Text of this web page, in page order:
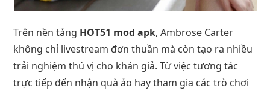
Trên nền tảng HOT51 mod apk, Ambrose Carter
không chỉ livestream đơn thuần mà còn tạo ra nhiều
trải nghiệm thú vị cho khán giả. Từ việc tương tác
trực tiếp đến nhận quà ảo hay tham gia các trò chơi